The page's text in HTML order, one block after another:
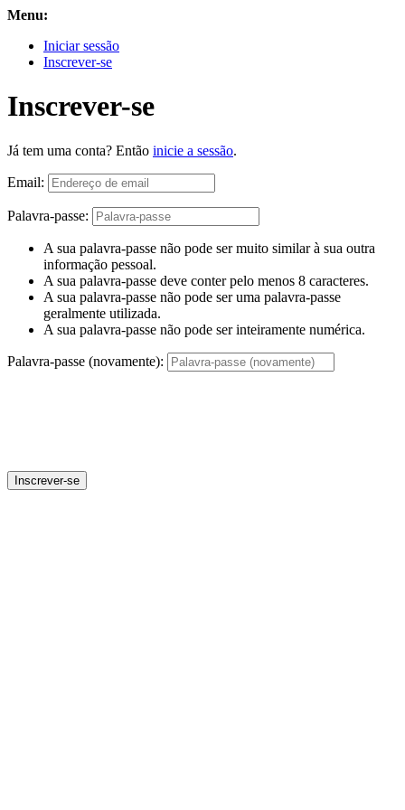
Menu:
Iniciar sessão
Inscrever-se
Inscrever-se
Já tem uma conta? Então inicie a sessão.
Email:
Palavra-passe:
A sua palavra-passe não pode ser muito similar à sua outra
informação pessoal.
A sua palavra-passe deve conter pelo menos 8 caracteres.
A sua palavra-passe não pode ser uma palavra-passe
geralmente utilizada.
A sua palavra-passe não pode ser inteiramente numérica.
Palavra-passe (novamente):
Inscrever-se